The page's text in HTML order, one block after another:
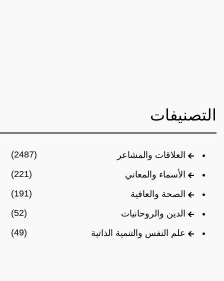
التصنيفات
العلاقات والمشاعر
(2487)
الأسماء والمعاني
(221)
الصحة والعافية
(191)
الدين والروحانيات
(52)
علم النفس والتنمية الذاتية
(49)